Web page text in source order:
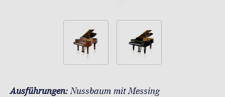
Ausführungen:Nussbaum mit Messing